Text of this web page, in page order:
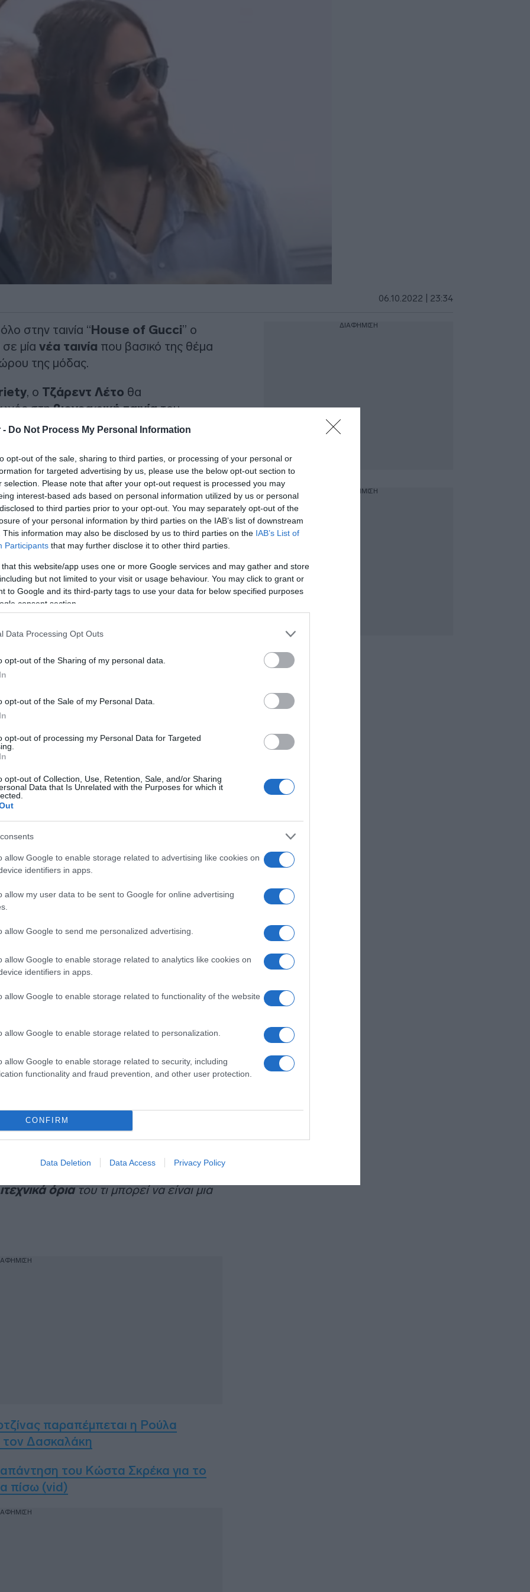
- Do Not Process My Personal Information
opt-out of the sale, sharing to third parties, or processing of your personal or
for targeted advertising by us, please use the below opt-out section to
selection. Please note that after your opt-out request is processed you may
interest-based ads based on personal information utilized by us or personal
to third parties prior to your opt-out. You may separately opt-out of the
of your personal information by third parties on the IAB’s list of downstream
This information may also be disclosed by us to third parties on the IAB’s List of
Participants that may further disclose it to other third parties.
that this website/app uses one or more Google services and may gather and store
but not limited to your visit or usage behaviour. You may click to grant or
to Google and its third-party tags to use your data for below specified purposes
consent section.
Data Processing Opt Outs
opt-out of the Sharing of my personal data.
opt-out of the Sale of my Personal Data.
opt-out of processing my Personal Data for Targeted
opt-out of Collection, Use, Retention, Sale, and/or Sharing
Data that Is Unrelated with the Purposes for which it
allow Google to enable storage related to advertising like cookies on
identifiers in apps.
allow my user data to be sent to Google for online advertising
allow Google to send me personalized advertising.
allow Google to enable storage related to analytics like cookies on
identifiers in apps.
allow Google to enable storage related to functionality of the website
allow Google to enable storage related to personalization.
allow Google to enable storage related to security, including
functionality and fraud prevention, and other user protection.
CONFIRM
Data Deletion Data Access Privacy Policy
06.10.2022 | 23:34
στην ταινία “House of Gucci” ο
μία νέα ταινία που βασικό της θέμα
της μόδας.
, ο Τζάρεντ Λέτο θα
στηβιογραφική ταινίατου
διευθυντήτης ChanelΚαρλ
Superstar Karl Lagerfeld in
t.co/RQRYnL3jgK— Variety
τον ομώνυμο οίκο μόδας
ιδέας βρίσκεται ακόμη σε πολύ
ακόμη ούτε οσκηνοθέτης.
to me. He was a true polymath,
most importantly, a kind man.
τη νέα αυτή ταινία, εκθειάζοντας τον
είχε μια καριέρα που διήρκεσε 50
να πω ότι θα επικεντρωθούμε σε
μέρη της ζωής του. Ο Καρλ
αυθεντικός
κυρίως,ευγενικός άνθρωπος“.
που είχαν στο παρελθόν. “Όταν
Λάγκερφελντ, μοιραστήκαμε αμέσως
όριατου τι μπορεί να είναι μια
παραπέμπεται η Ρούλα
τον Δασκαλάκη
του Κώστα Σκρέκα για το
πίσω (vid)
ΔΙΑΦΗΜΙΣΗ
ΔΙΑΦΗΜΙΣΗ